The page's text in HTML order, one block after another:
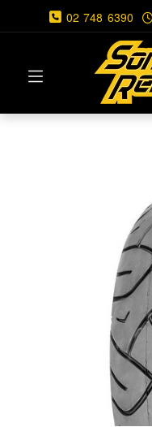
02 748 6390